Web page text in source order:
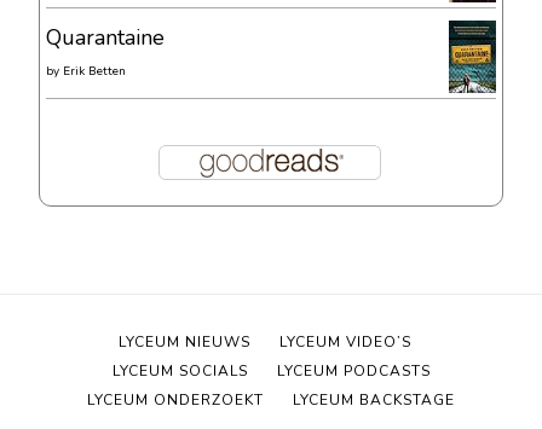
Quarantaine
by Erik Betten
LYCEUM NIEUWS
LYCEUM VIDEO’S
LYCEUM SOCIALS
LYCEUM PODCASTS
LYCEUM ONDERZOEKT
LYCEUM BACKSTAGE